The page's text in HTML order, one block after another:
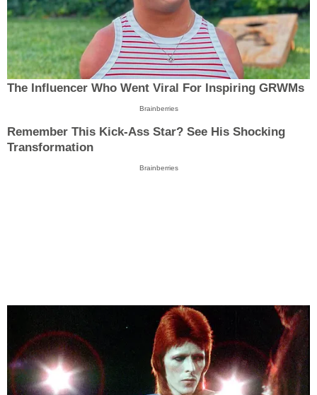
The Influencer Who Went Viral For Inspiring GRWMs
Brainberries
Remember This Kick-Ass Star? See His Shocking
Transformation
Brainberries